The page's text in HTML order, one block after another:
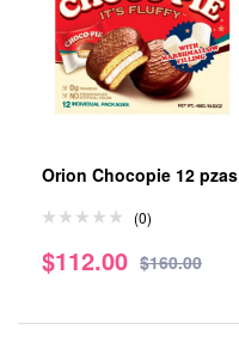
Orion Chocopie 12 pzas
(0)
$160.00
$112.00